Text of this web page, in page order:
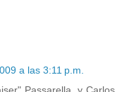
a las 3:11 p.m.
Passarella, y Carlos